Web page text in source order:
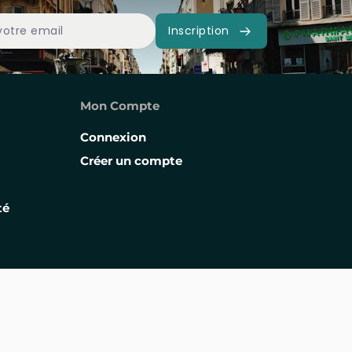
Inscription
Mon Compte
Connexion
Créer un compte